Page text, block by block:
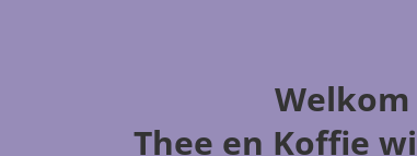
Welkom
Thee en Koffie